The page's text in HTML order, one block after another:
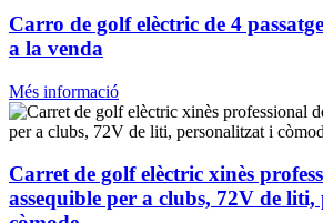
Carro de golf elèctric de 4
a la venda
Més informació
Carret de golf elèctric xinès
assequible per a clubs, 72V de